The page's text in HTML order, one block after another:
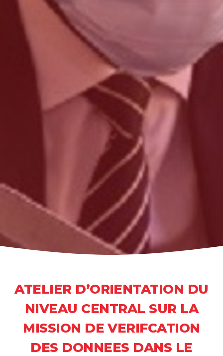
ATELIER D’ORIENTATION DU
NIVEAU CENTRAL SUR LA
MISSION DE VERIFCATION
DES DONNEES DANS LE